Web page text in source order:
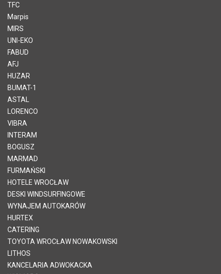
TFC
Marpis
MIRS
UNI-EKO
FABUD
AFJ
HUZAR
BUMAT-1
ASTAL
LORENCO
VIBRA
INTERAM
BOGUSZ
MARMAD
FURMAŃSKI
HOTELE WROCŁAW
DESKI WINDSURFINGOWE
WYNAJEM AUTOKARÓW
HURTEX
CATERING
TOYOTA WROCŁAW NOWAKOWSKI
LITHOS
KANCELARIA ADWOKACKA